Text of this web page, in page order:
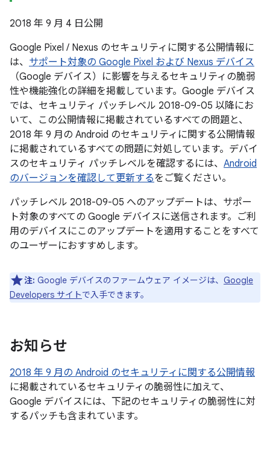
2018 年 9 月 4 日公開
Google Pixel / Nexus のセキュリティに関する公開情報に
は、 サポート対象の Google Pixel および Nexus デバイス
（Google デバイス）に影響を与えるセキュリティの脆弱
性や機能強化の詳細を掲載しています。Google デバイス
では、セキュリティ パッチレベル 2018-09-05 以降にお
いて、この公開情報に掲載されているすべての問題と、
2018 年 9 月の Android のセキュリティに関する公開情報
に掲載されているすべての問題に対処しています。デバイ
スのセキュリティ パッチレベルを確認するには、 Android
のバージョンを確認して更新するをご覧ください。
パッチレベル 2018-09-05 へのアップデートは、サポー
ト対象のすべての Google デバイスに送信されます。ご利
用のデバイスにこのアップデートを適用することをすべて
のユーザーにおすすめします。
注: Google デバイスのファームウェア イメージは、 Google
Developers サイトで入手できます。
お知らせ
2018 年 9 月の Android のセキュリティに関する公開情報
に掲載されているセキュリティの脆弱性に加えて、
Google デバイスには、下記のセキュリティの脆弱性に対
するパッチも含まれています。